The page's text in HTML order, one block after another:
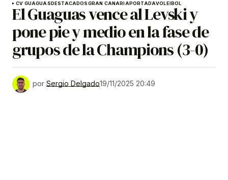
CV GUAGUASDESTACADOSGRAN CANARIAPORTADAVOLEIBOL
El Guaguas vence al Levski y
pone pie y medio en la fase de
grupos de la Champions (3-0)
por Sergio Delgado19/11/2025 20:49